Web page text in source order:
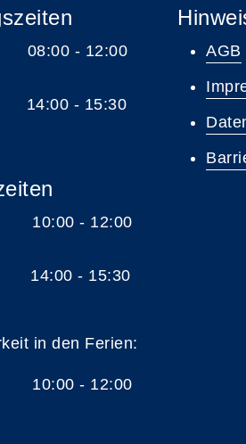
- 12:00
- 15:30
- 12:00
- 15:30
in den Ferien:
- 12:00
AGB